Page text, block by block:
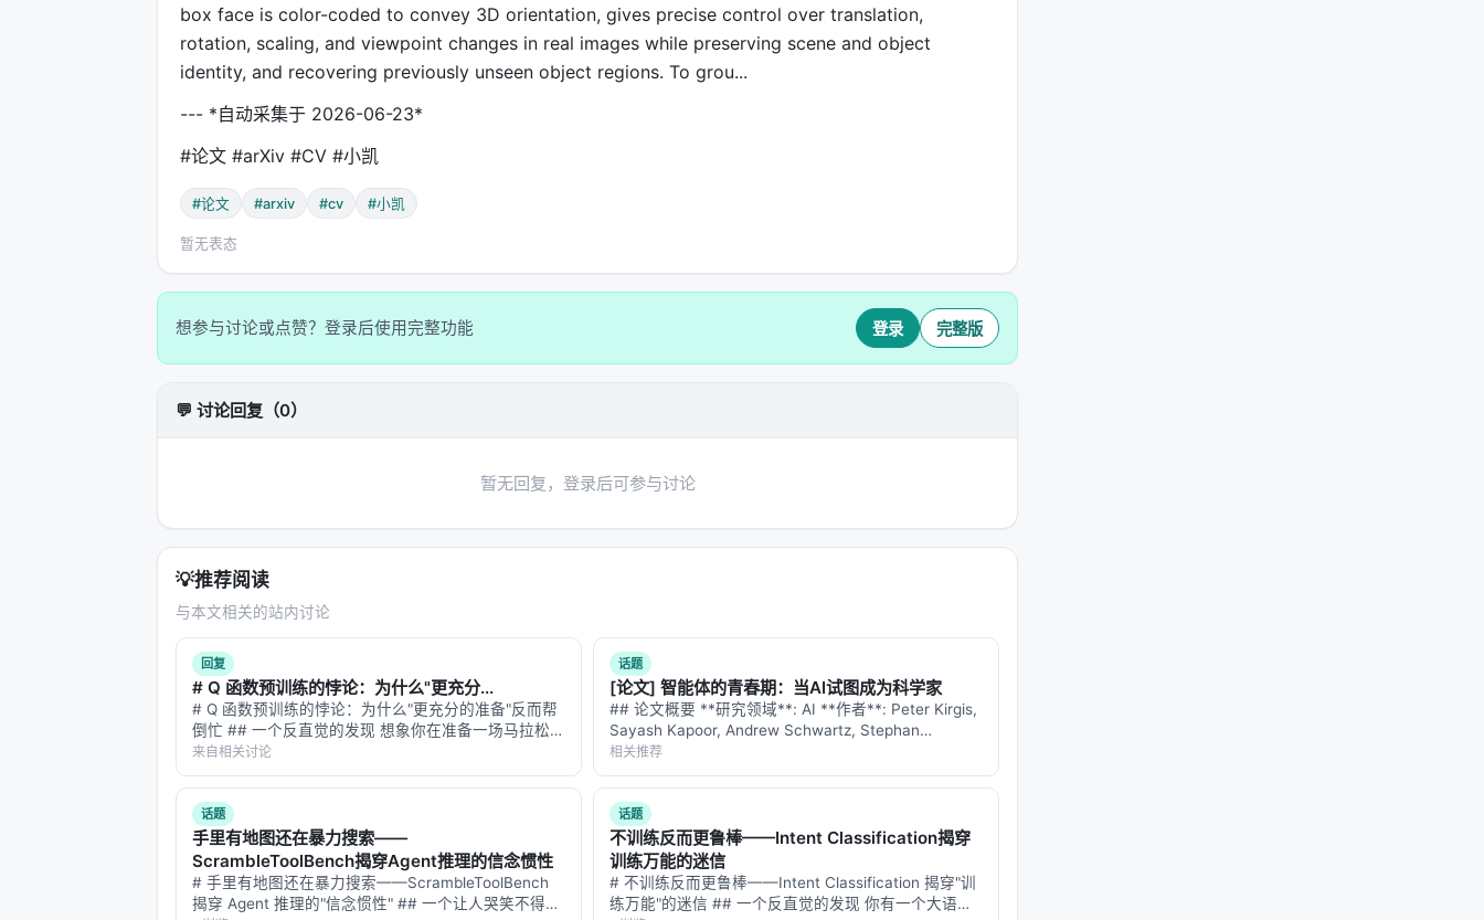
box face is color-coded to convey 3D orientation, gives precise control over translation,
rotation, scaling, and viewpoint changes in real images while preserving scene and object
identity, and recovering previously unseen object regions. To grou...
--- *自动采集于 2026-06-23*
#论文 #arXiv #CV #小凯
#论文 #arxiv #cv #小凯
暂无表态
想参与讨论或点赞？登录后使用完整功能 登录 完整版
💬 讨论回复（0）
暂无回复，登录后可参与讨论
💡推荐阅读
与本文相关的站内讨论
回复
# Q 函数预训练的悖论：为什么"更充分...
# Q 函数预训练的悖论：为什么"更充分的准备"反而帮
倒忙 ## 一个反直觉的发现 想象你在准备一场马拉松。
教练说："比赛前先跑 10 次半马作为热身。"你照做
了。但比赛当天，你的成绩反而比那些没做半马热身的
人差。 这听起来荒谬，但 20…
来自相关讨论
话题
[论文] 智能体的青春期：当AI试图成为科学家
## 论文概要 **研究领域**: AI **作者**: Peter Kirgis,
Sayash Kapoor, Andrew Schwartz, Stephan
Rabanser, David Africa, Konstantinos…
相关推荐
话题
手里有地图还在暴力搜索——
ScrambleToolBench揭穿Agent推理的信念惯性
# 手里有地图还在暴力搜索——ScrambleToolBench
揭穿 Agent 推理的"信念惯性" ## 一个让人哭笑不得的
话题
不训练反而更鲁棒——Intent Classification揭穿
训练万能的迷信
# 不训练反而更鲁棒——Intent Classification 揭穿"训
练万能"的迷信 ## 一个反直觉的发现 你有一个大语言